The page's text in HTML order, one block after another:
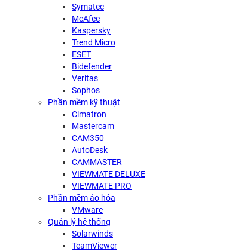
Symatec
McAfee
Kaspersky
Trend Micro
ESET
Bidefender
Veritas
Sophos
Phần mềm kỹ thuật
Cimatron
Mastercam
CAM350
AutoDesk
CAMMASTER
VIEWMATE DELUXE
VIEWMATE PRO
Phần mềm ảo hóa
VMware
Quản lý hệ thống
Solarwinds
TeamViewer